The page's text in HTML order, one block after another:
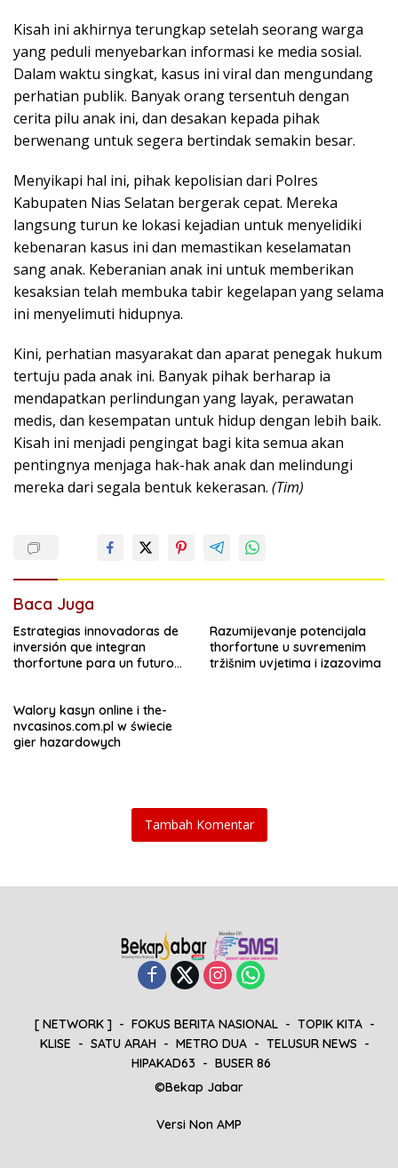
Kisah ini akhirnya terungkap setelah seorang warga
yang peduli menyebarkan informasi ke media sosial.
Dalam waktu singkat, kasus ini viral dan mengundang
perhatian publik. Banyak orang tersentuh dengan
cerita pilu anak ini, dan desakan kepada pihak
berwenang untuk segera bertindak semakin besar.
Menyikapi hal ini, pihak kepolisian dari Polres
Kabupaten Nias Selatan bergerak cepat. Mereka
langsung turun ke lokasi kejadian untuk menyelidiki
kebenaran kasus ini dan memastikan keselamatan
sang anak. Keberanian anak ini untuk memberikan
kesaksian telah membuka tabir kegelapan yang selama
ini menyelimuti hidupnya.
Kini, perhatian masyarakat dan aparat penegak hukum
tertuju pada anak ini. Banyak pihak berharap ia
mendapatkan perlindungan yang layak, perawatan
medis, dan kesempatan untuk hidup dengan lebih baik.
Kisah ini menjadi pengingat bagi kita semua akan
pentingnya menjaga hak-hak anak dan melindungi
mereka dari segala bentuk kekerasan. (Tim)
Baca Juga
Estrategias innovadoras de
inversión que integran
thorfortune para un futuro
Razumijevanje potencijala
thorfortune u suvremenim
tržišnim uvjetima i izazovima
Walory kasyn online i the-
nvcasinos.com.pl w świecie
gier hazardowych
Tambah Komentar
[ NETWORK ] FOKUS BERITA NASIONAL
TOPIK KITA
KLISE
SATU ARAH METRO DUA
TELUSUR NEWS
HIPAKAD63
BUSER 86
©Bekap Jabar
Versi Non AMP